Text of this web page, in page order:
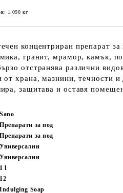
1.090 кг
концентриран препарат
гранит, мрамор, камък,
отстранява различни
от храна, мазнини, течности и
защитава и оставя
Sano
Препарати за под
Препарати за под
Универсални
Универсални
1 l
12
Indulging Soap